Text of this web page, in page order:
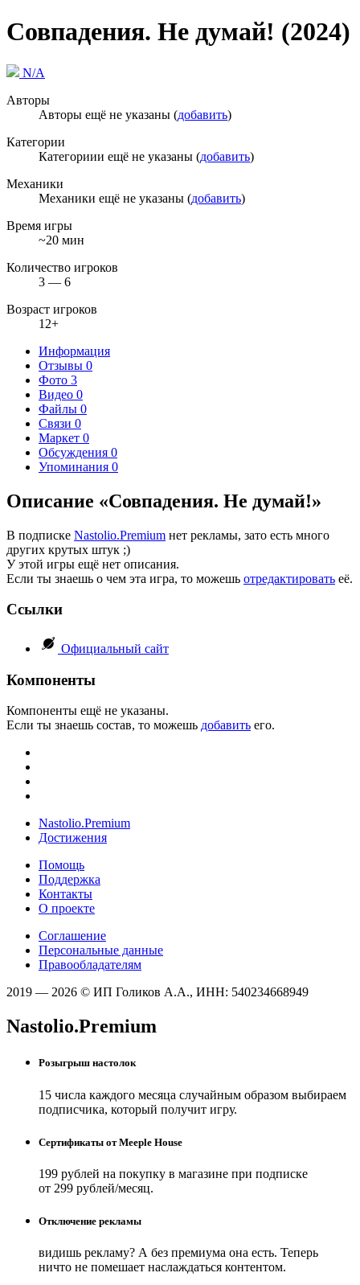
Совпадения. Не думай! (2024)
N/A
Авторы
Авторы ещё не указаны (добавить)
Категории
Категориии ещё не указаны (добавить)
Механики
Механики ещё не указаны (добавить)
Время игры
~20 мин
Количество игроков
3 — 6
Возраст игроков
12+
Информация
Отзывы 0
Фото 3
Видео 0
Файлы 0
Связи 0
Маркет 0
Обсуждения 0
Упоминания 0
Описание «Совпадения. Не думай!»
В подписке Nastolio.Premium нет рекламы, зато есть много
других крутых штук ;)
У этой игры ещё нет описания.
Если ты знаешь о чем эта игра, то можешь отредактировать её.
Ссылки
Официальный сайт
Компоненты
Компоненты ещё не указаны.
Если ты знаешь состав, то можешь добавить его.
Nastolio.Premium
Достижения
Помощь
Поддержка
Контакты
О проекте
Соглашение
Персональные данные
Правообладателям
2019 — 2026 © ИП Голиков А.А., ИНН: 540234668949
Nastolio.Premium
Розыгрыш настолок
15 числа каждого месяца случайным образом выбираем
подписчика, который получит игру.
Сертификаты от Meeple House
199 рублей на покупку в магазине при подписке
от 299 рублей/месяц.
Отключение рекламы
видишь рекламу? А без премиума она есть. Теперь
ничто не помешает наслаждаться контентом.